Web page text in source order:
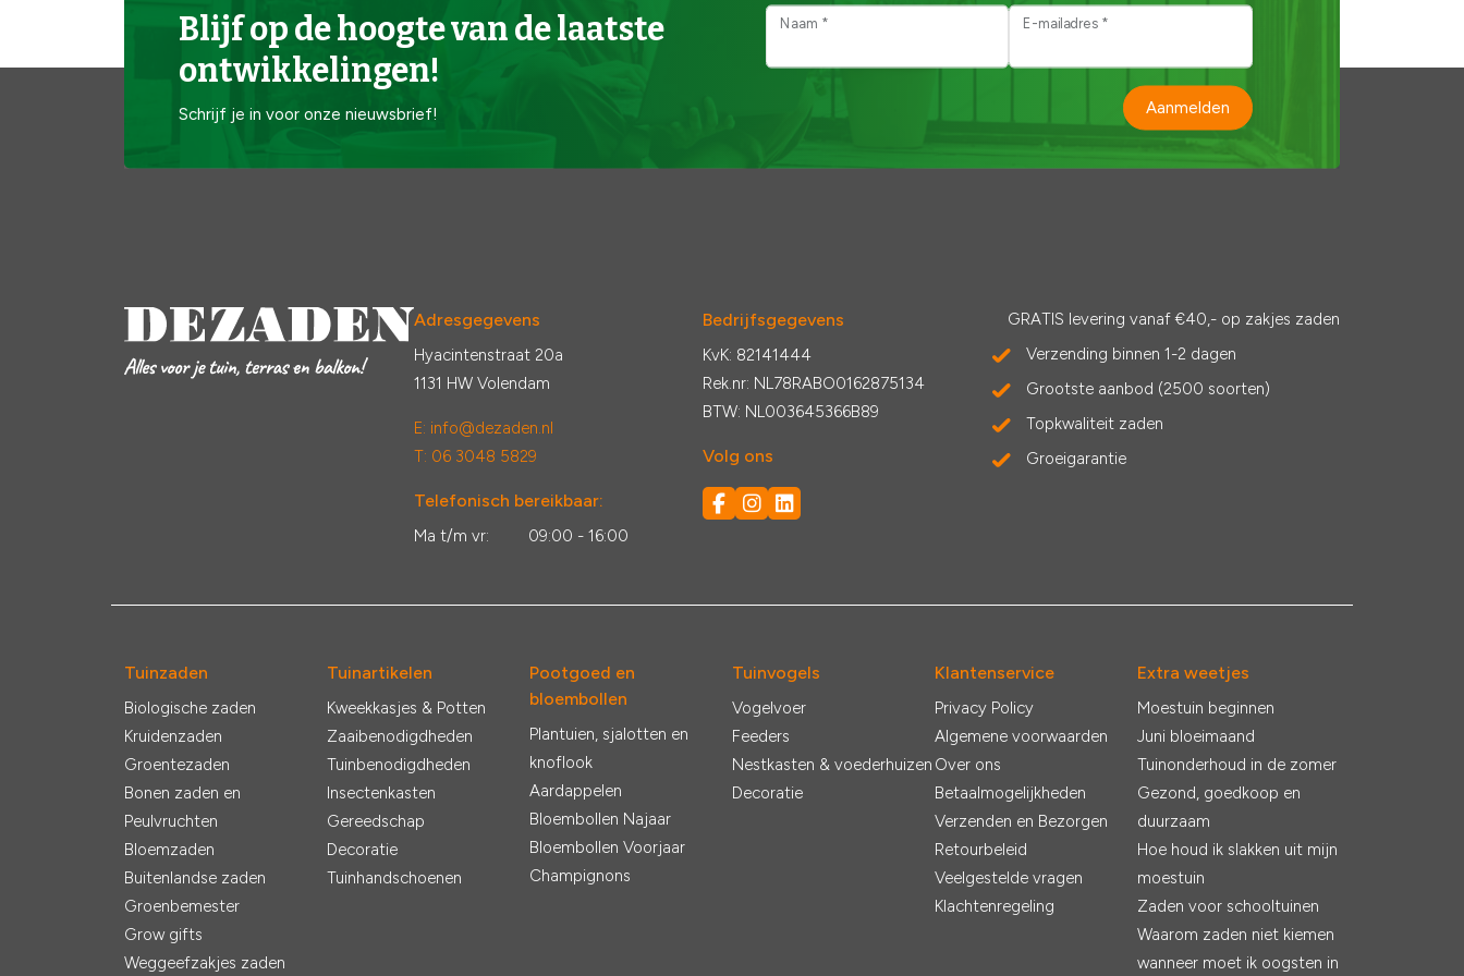
Blijf op de hoogte van de laatste
ontwikkelingen!
Schrijf je in voor onze nieuwsbrief!
Naam * E-mailadres *
Aanmelden
Adresgegevens
Hyacintenstraat 20a
1131 HW Volendam
E: info@dezaden.nl
T: 06 3048 5829
Telefonisch bereikbaar:
Ma t/m vr: 09:00 - 16:00
Bedrijfsgegevens
KvK: 82141444
Rek.nr: NL78RABO0162875134
BTW: NL003645366B89
Volg ons
GRATIS levering vanaf €40,- op zakjes zaden
Verzending binnen 1-2 dagen
Grootste aanbod (2500 soorten)
Topkwaliteit zaden
Groeigarantie
Tuinzaden
Biologische zaden
Kruidenzaden
Groentezaden
Bonen zaden en
Peulvruchten
Bloemzaden
Buitenlandse zaden
Groenbemester
Grow gifts
Weggeefzakjes zaden
Tuinartikelen
Kweekkasjes & Potten
Zaaibenodigdheden
Tuinbenodigdheden
Insectenkasten
Gereedschap
Decoratie
Tuinhandschoenen
Pootgoed en
bloembollen
Plantuien, sjalotten en
knoflook
Aardappelen
Bloembollen Najaar
Bloembollen Voorjaar
Champignons
Tuinvogels
Vogelvoer
Feeders
Nestkasten & voederhuizen
Decoratie
Klantenservice
Privacy Policy
Algemene voorwaarden
Over ons
Betaalmogelijkheden
Verzenden en Bezorgen
Retourbeleid
Veelgestelde vragen
Klachtenregeling
Extra weetjes
Moestuin beginnen
Juni bloeimaand
Tuinonderhoud in de zomer
Gezond, goedkoop en
duurzaam
Hoe houd ik slakken uit mijn
moestuin
Zaden voor schooltuinen
Waarom zaden niet kiemen
wanneer moet ik oogsten in